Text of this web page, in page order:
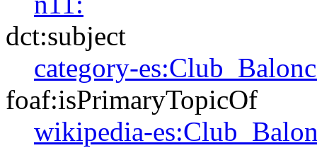
dct:subject
category-
foaf:isPrimaryTopicOf
wikipedia-